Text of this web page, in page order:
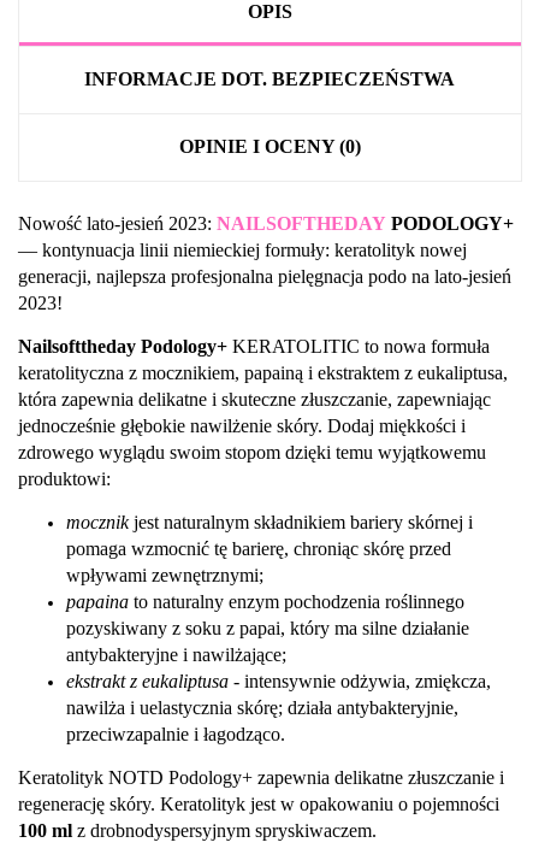
OPIS
INFORMACJE DOT. BEZPIECZEŃSTWA
OPINIE I OCENY (0)
Nowość lato-jesień 2023: NAILSOFTHEDAY PODOLOGY+
— kontynuacja linii niemieckiej formuły: keratolityk nowej
generacji, najlepsza profesjonalna pielęgnacja podo na lato-jesień
2023!
Nailsofttheday Podology+ KERATOLITIC to nowa formuła
keratolityczna z mocznikiem, papainą i ekstraktem z eukaliptusa,
która zapewnia delikatne i skuteczne złuszczanie, zapewniając
jednocześnie głębokie nawilżenie skóry. Dodaj miękkości i
zdrowego wyglądu swoim stopom dzięki temu wyjątkowemu
produktowi:
mocznikjest naturalnym składnikiem bariery skórnej i
pomaga wzmocnić tę barierę, chroniąc skórę przed
wpływami zewnętrznymi;
papaina to naturalny enzym pochodzenia roślinnego
pozyskiwany z soku z papai, który ma silne działanie
antybakteryjne i nawilżające;
ekstrakt z eukaliptusa - intensywnie odżywia, zmiękcza,
nawilża i uelastycznia skórę; działa antybakteryjnie,
przeciwzapalnie i łagodząco.
Keratolityk NOTD Podology+ zapewnia delikatne złuszczanie i
regenerację skóry. Keratolityk jest w opakowaniu o pojemności
100 ml z drobnodyspersyjnym spryskiwaczem.